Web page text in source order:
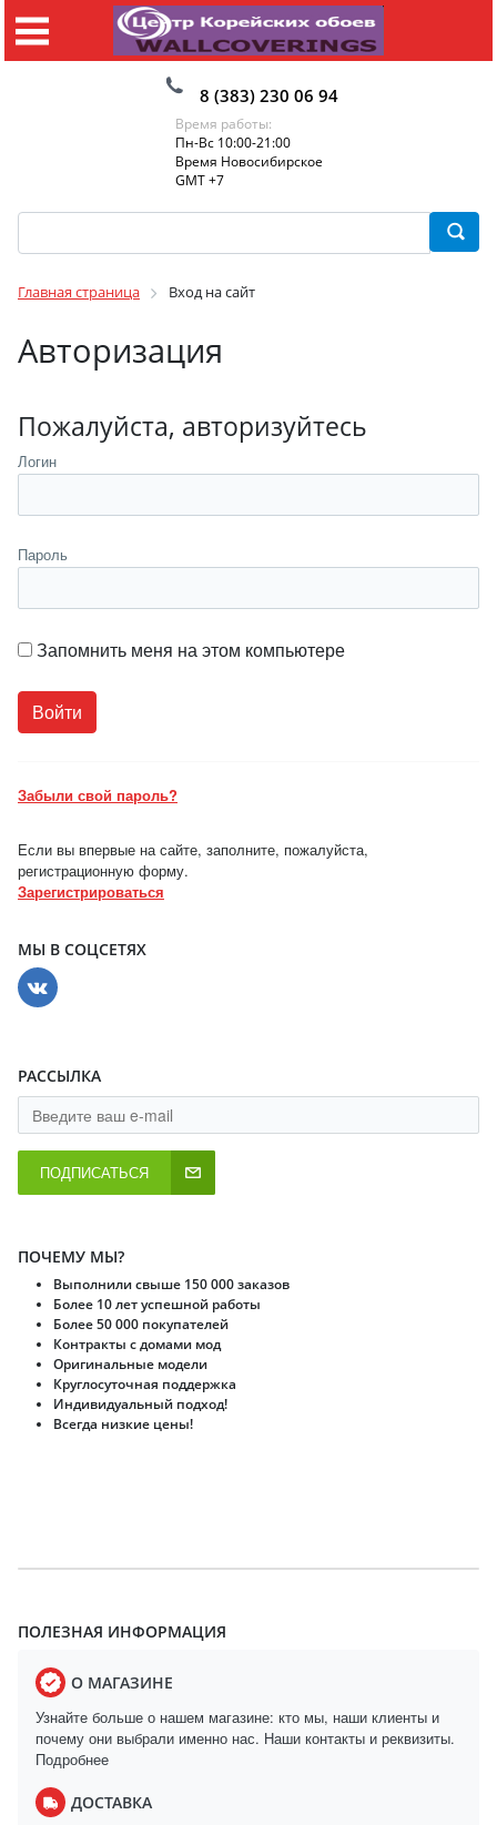
8 (383) 230 06 94
Время работы:
Пн-Вс 10:00-21:00
Время Новосибирское
GMT +7
Главная страница Вход на сайт
Авторизация
Пожалуйста, авторизуйтесь
Логин
Пароль
Запомнить меня на этом компьютере
Забыли свой пароль?
Если вы впервые на сайте, заполните, пожалуйста,
регистрационную форму.
Зарегистрироваться
МЫ В СОЦСЕТЯХ
РАССЫЛКА
ПОДПИСАТЬСЯ
ПОЧЕМУ МЫ?
Выполнили свыше 150 000 заказов
Более 10 лет успешной работы
Более 50 000 покупателей
Контракты с домами мод
Оригинальные модели
Круглосуточная поддержка
Индивидуальный подход!
Всегда низкие цены!
ПОЛЕЗНАЯ ИНФОРМАЦИЯ
О МАГАЗИНЕ
Узнайте больше о нашем магазине: кто мы, наши клиенты и
почему они выбрали именно нас. Наши контакты и реквизиты.
Подробнее
ДОСТАВКА